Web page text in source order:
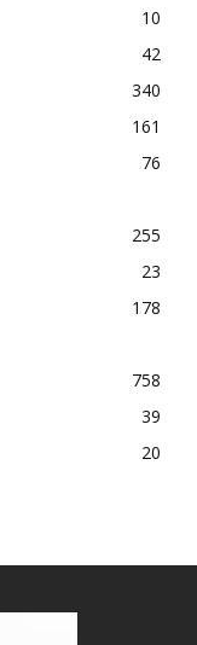
10
42
340
161
76
255
23
178
758
39
20